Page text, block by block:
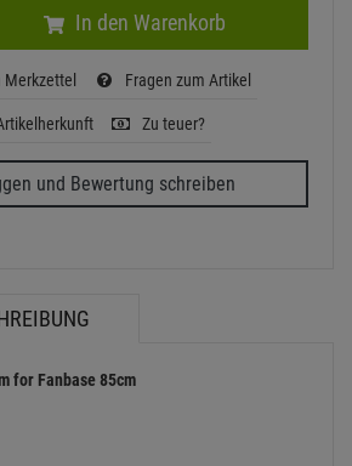
In den Warenkorb
Merkzettel Fragen zum Artikel
Zu teuer?
und Bewertung schreiben
for Fanbase 85cm